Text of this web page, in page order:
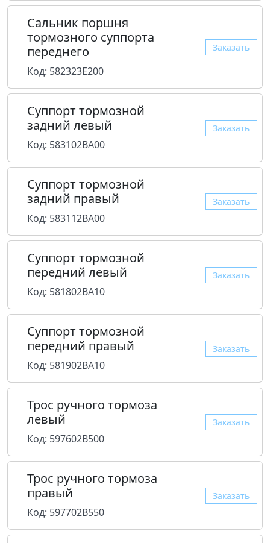
Сальник поршня
тормозного суппорта
переднего
Код: 582323E200
Заказать
Суппорт тормозной
задний левый
Код: 583102BA00
Заказать
Суппорт тормозной
задний правый
Код: 583112BA00
Заказать
Суппорт тормозной
передний левый
Код: 581802BA10
Заказать
Суппорт тормозной
передний правый
Код: 581902BA10
Заказать
Трос ручного тормоза
левый
Код: 597602B500
Заказать
Трос ручного тормоза
правый
Код: 597702B550
Заказать